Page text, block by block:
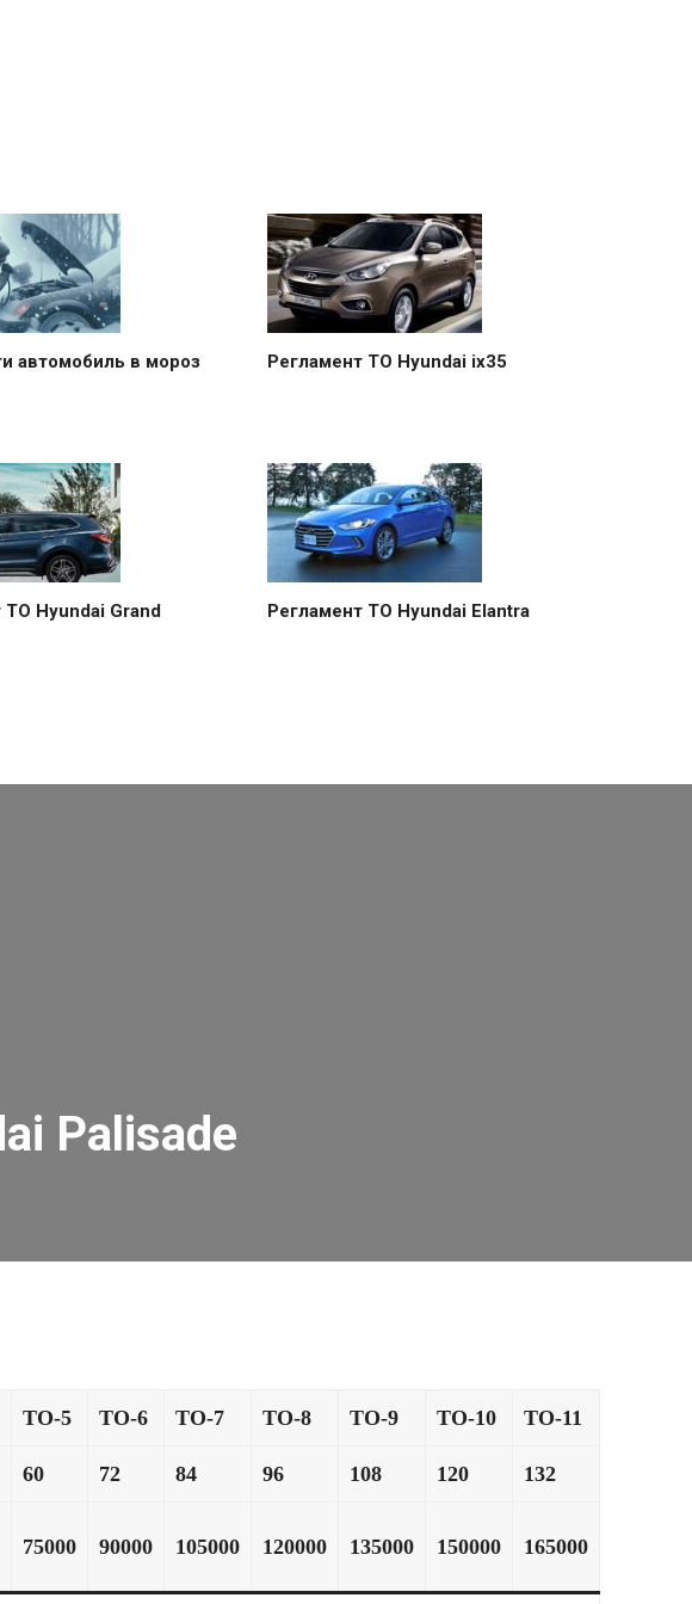
автомобиль в мороз Регламент ТО Hyundai ix35
ТО Hyundai Grand
Регламент ТО Hyundai Elantra
Palisade
ТО-5 ТО-6 ТО-7 ТО-8 ТО-9 ТО-10 ТО-11
60 72 84 96 108 120 132
75000 90000 105000 120000 135000 150000 165000